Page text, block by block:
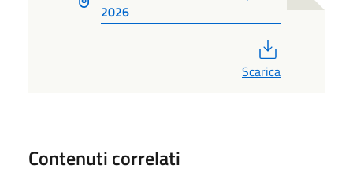
2026
Scarica
Contenuti correlati